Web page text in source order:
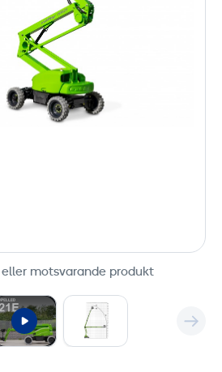
motsvarande produkt